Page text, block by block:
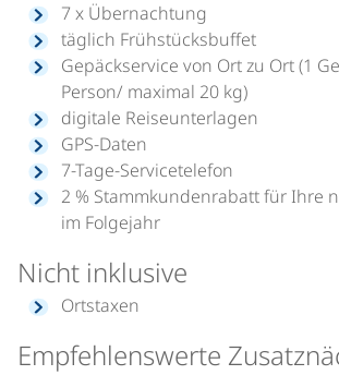
7 x Übernachtung
täglich Frühstücksbuffet
Gepäckservice von Ort zu Ort (1
Person/ maximal 20 kg)
digitale Reiseunterlagen
GPS-Daten
7-Tage-Servicetelefon
2 % Stammkundenrabatt für Ihre
im Folgejahr
Nicht inklusive
Ortstaxen
Empfehlenswerte